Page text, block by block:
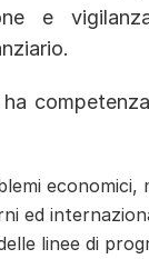
e
economici,
ed
linee di